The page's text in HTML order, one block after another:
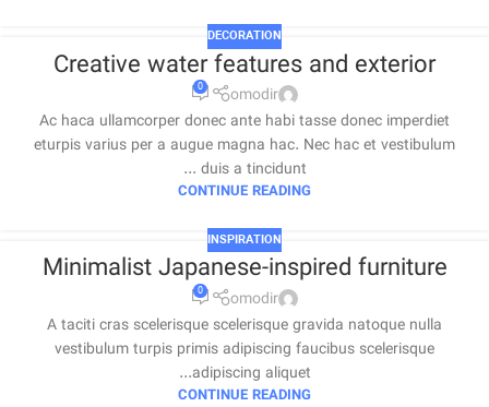
DECORATION
Creative water features and exterior
omodir
0
Ac haca ullamcorper donec ante habi tasse donec imperdiet
eturpis varius per a augue magna hac. Nec hac et vestibulum
duis a tincidunt ...
CONTINUE READING
INSPIRATION
Minimalist Japanese-inspired furniture
omodir
0
A taciti cras scelerisque scelerisque gravida natoque nulla
vestibulum turpis primis adipiscing faucibus scelerisque
adipiscing aliquet...
CONTINUE READING